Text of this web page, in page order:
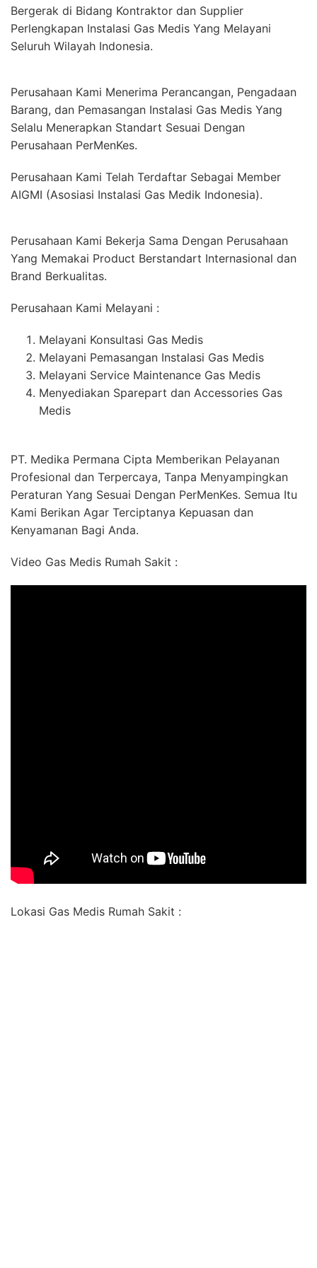
Bergerak di Bidang Kontraktor dan Supplier
Perlengkapan Instalasi Gas Medis Yang Melayani
Seluruh Wilayah Indonesia.
Perusahaan Kami Menerima Perancangan, Pengadaan
Barang, dan Pemasangan Instalasi Gas Medis Yang
Selalu Menerapkan Standart Sesuai Dengan
Perusahaan PerMenKes.
Perusahaan Kami Telah Terdaftar Sebagai Member
AIGMI (Asosiasi Instalasi Gas Medik Indonesia).
Perusahaan Kami Bekerja Sama Dengan Perusahaan
Yang Memakai Product Berstandart Internasional dan
Brand Berkualitas.
Perusahaan Kami Melayani :
Melayani Konsultasi Gas Medis
Melayani Pemasangan Instalasi Gas Medis
Melayani Service Maintenance Gas Medis
Menyediakan Sparepart dan Accessories Gas
Medis
PT. Medika Permana Cipta Memberikan Pelayanan
Profesional dan Terpercaya, Tanpa Menyampingkan
Peraturan Yang Sesuai Dengan PerMenKes. Semua Itu
Kami Berikan Agar Terciptanya Kepuasan dan
Kenyamanan Bagi Anda.
Video Gas Medis Rumah Sakit :
Lokasi Gas Medis Rumah Sakit :